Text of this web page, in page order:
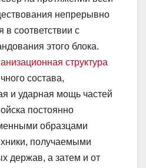
непрерывно
в соответствии с
этого блока.
структура
состава,
и ударная мощь частей
постоянно
образцами
получаемыми
держав, а затем и от